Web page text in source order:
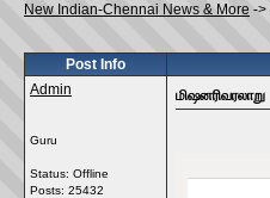
New Indian-Chennai News & More ->
Post Info
Admin
Guru
Status: Offline
Posts: 25432
மிஷனரிவரலாறு